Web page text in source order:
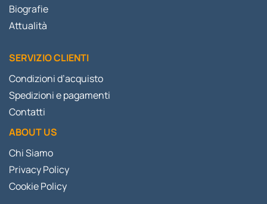
Biografie
Attualità
SERVIZIO CLIENTI
Condizioni d’acquisto
Spedizioni e pagamenti
Contatti
ABOUT US
Chi Siamo
Privacy Policy
Cookie Policy